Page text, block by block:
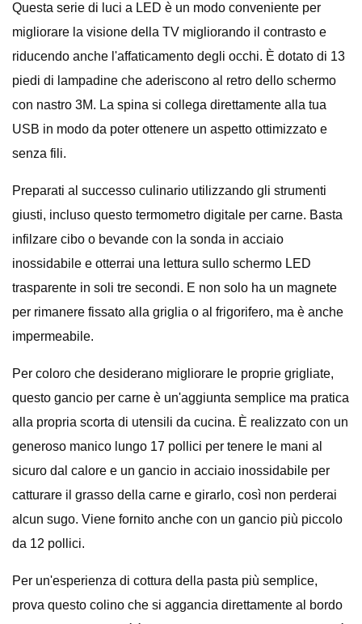
Questa serie di luci a LED è un modo conveniente per
migliorare la visione della TV migliorando il contrasto e
riducendo anche l'affaticamento degli occhi. È dotato di 13
piedi di lampadine che aderiscono al retro dello schermo
con nastro 3M. La spina si collega direttamente alla tua
USB in modo da poter ottenere un aspetto ottimizzato e
senza fili.
Preparati al successo culinario utilizzando gli strumenti
giusti, incluso questo termometro digitale per carne. Basta
infilzare cibo o bevande con la sonda in acciaio
inossidabile e otterrai una lettura sullo schermo LED
trasparente in soli tre secondi. E non solo ha un magnete
per rimanere fissato alla griglia o al frigorifero, ma è anche
impermeabile.
Per coloro che desiderano migliorare le proprie grigliate,
questo gancio per carne è un'aggiunta semplice ma pratica
alla propria scorta di utensili da cucina. È realizzato con un
generoso manico lungo 17 pollici per tenere le mani al
sicuro dal calore e un gancio in acciaio inossidabile per
catturare il grasso della carne e girarlo, così non perderai
alcun sugo. Viene fornito anche con un gancio più piccolo
da 12 pollici.
Per un'esperienza di cottura della pasta più semplice,
prova questo colino che si aggancia direttamente al bordo